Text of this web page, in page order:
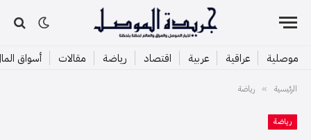
موصلية عراقية عربية اقتصاد رياضة مقالات أسواق
الرئيسية » رياضة
رياضة